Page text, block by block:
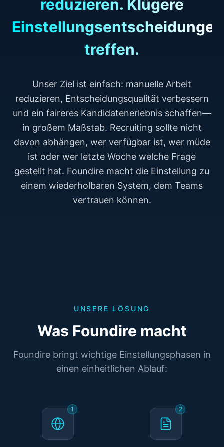
reduzieren. Klügere
Einstellungsentscheidungen
treffen.
Unser Ziel ist einfach: manuelle Arbeit
reduzieren, Entscheidungsqualität verbessern
und ein faireres Kandidatenerlebnis schaffen—
in großem Maßstab. Recruiting sollte nicht
davon abhängen, wer verfügbar ist, wer müde
ist oder wer letzte Woche welche Frage
gestellt hat. Foundire macht die Einstellung zu
einem wiederholbaren System, dem Teams
vertrauen können.
UNSERE LÖSUNG
Was Foundire macht
Foundire bringt wichtige Einstellungsphasen in
einen einheitlichen Ablauf:
1 2